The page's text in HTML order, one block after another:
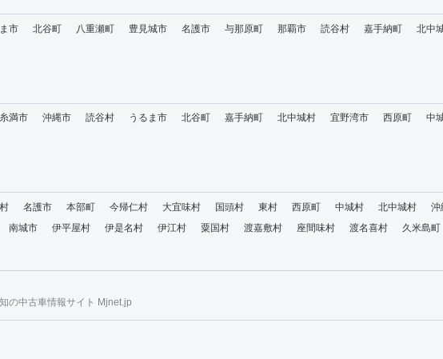
市 北谷町 八重瀬町 豊見城市 名護市 与那原町 那覇市 読谷村 嘉手納町 北中
糸満市 沖縄市 読谷村 うるま市 北谷町 嘉手納町 北中城村 宜野湾市 西原町 中
名護市 本部町 今帰仁村 大宜味村 国頭村 東村 西原町 中城村 北中城村 沖
南城市 伊平屋村 伊是名村 伊江村 粟国村 渡嘉敷村 座間味村 渡名喜村 久米島町
の中古車情報サイト Mjnet.jp